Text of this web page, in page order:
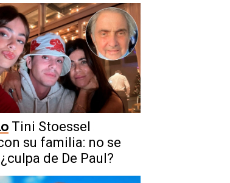
Tini Stoessel
su familia: no se
de De Paul?